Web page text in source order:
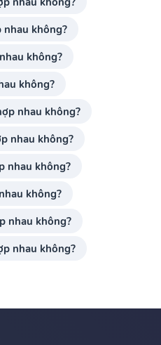
nhau không?
không?
không?
nhau không?
nhau không?
nhau không?
không?
nhau không?
nhau không?